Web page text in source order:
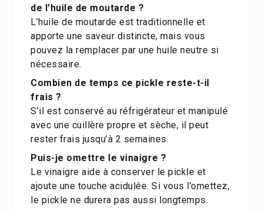
de l’huile de moutarde ?
L’huile de moutarde est traditionnelle et
apporte une saveur distincte, mais vous
pouvez la remplacer par une huile neutre si
nécessaire.
Combien de temps ce pickle reste-t-il
frais ?
S’il est conservé au réfrigérateur et manipulé
avec une cuillère propre et sèche, il peut
rester frais jusqu’à 2 semaines.
Puis-je omettre le vinaigre ?
Le vinaigre aide à conserver le pickle et
ajoute une touche acidulée. Si vous l’omettez,
le pickle ne durera pas aussi longtemps.